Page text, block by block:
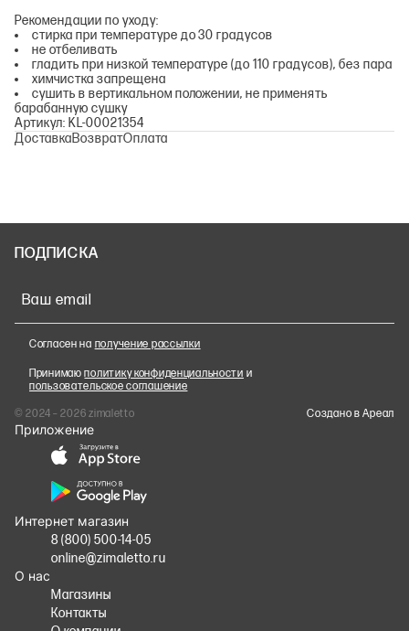
Рекомендации по уходу:
стирка при температуре до 30 градусов
не отбеливать
гладить при низкой температуре (до 110 градусов), без пара
химчистка запрещена
сушить в вертикальном положении, не применять
барабанную сушку
Артикул: KL-00021354
ДоставкаВозвратОплата
ПОДПИСКА
Ваш email
Согласен на получение рассылки
Принимаюполитику конфиденциальности и
пользовательское соглашение
© 2024 – 2026 zimaletto
Cоздано в Ареал
Приложение
Интернет магазин
8 (800) 500-14-05
online@zimaletto.ru
О нас
Магазины
Контакты